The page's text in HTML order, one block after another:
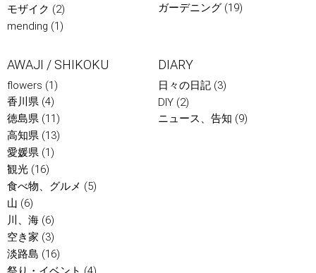
モザイク (2)
mending (1)
ガーデニング (19)
AWAJI / SHIKOKU
flowers (1)
香川県 (4)
徳島県 (11)
高知県 (13)
愛媛県 (1)
観光 (16)
食べ物、グルメ (5)
山 (6)
川、海 (6)
空き家 (3)
淡路島 (16)
DIARY
日々の日記 (3)
DIY (2)
ニュース、告知 (9)